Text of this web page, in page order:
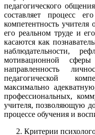
педагогического
составляет процесс
компетентность учителя
его реальном труде и
касаются как
наблюдательности,
мотивационной сферы
направленность
педагогической
максимально
профессиональных,
учителя, позволяющую
процессе обучения и
Критерии